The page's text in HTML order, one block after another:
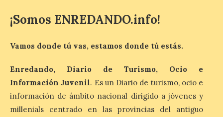
preparativos para un
Como antesala del gran
día, este viernes 8 de
agosto se celebrado una nueva jornada de
Gaudí. El Ayuntamiento de Astorga
continúa ultimando los preparativos para
¡Somos ENREDANDO.info!
Vamos donde tú vas, estamos donde tú estás.
Enredando, Diario de Turismo, Ocio e
Información Juvenil. Es un Diario de turismo, ocio e
información de ámbito nacional dirigido a jóvenes y
millenials centrado en las provincias del antiguo